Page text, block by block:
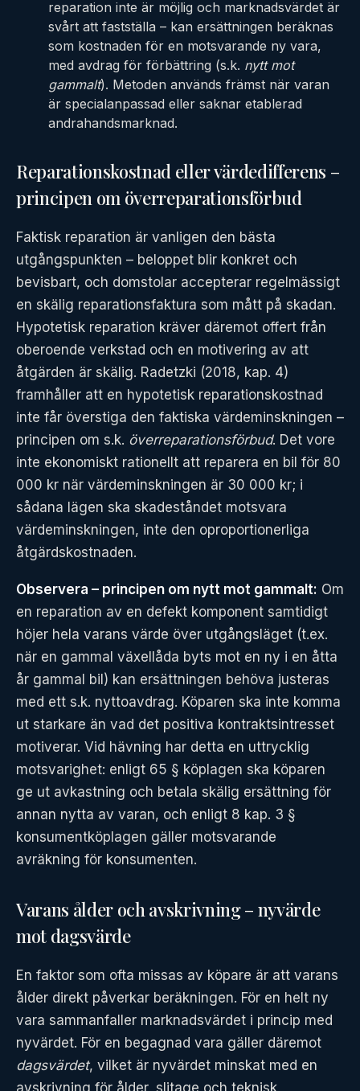
reparation inte är möjlig och marknadsvärdet är
svårt att fastställa – kan ersättningen beräknas
som kostnaden för en motsvarande ny vara,
med avdrag för förbättring (s.k. nytt mot
gammalt). Metoden används främst när varan
är specialanpassad eller saknar etablerad
andrahandsmarknad.
Reparationskostnad eller värdedifferens –
principen om överreparationsförbud
Faktisk reparation är vanligen den bästa
utgångspunkten – beloppet blir konkret och
bevisbart, och domstolar accepterar regelmässigt
en skälig reparationsfaktura som mått på skadan.
Hypotetisk reparation kräver däremot offert från
oberoende verkstad och en motivering av att
åtgärden är skälig. Radetzki (2018, kap. 4)
framhåller att en hypotetisk reparationskostnad
inte får överstiga den faktiska värdeminskningen –
principen om s.k. överreparationsförbud. Det vore
inte ekonomiskt rationellt att reparera en bil för 80
000 kr när värdeminskningen är 30 000 kr; i
sådana lägen ska skadeståndet motsvara
värdeminskningen, inte den oproportionerliga
åtgärdskostnaden.
Observera – principen om nytt mot gammalt: Om
en reparation av en defekt komponent samtidigt
höjer hela varans värde över utgångsläget (t.ex.
när en gammal växellåda byts mot en ny i en åtta
år gammal bil) kan ersättningen behöva justeras
med ett s.k. nyttoavdrag. Köparen ska inte komma
ut starkare än vad det positiva kontraktsintresset
motiverar. Vid hävning har detta en uttrycklig
motsvarighet: enligt 65 § köplagen ska köparen
ge ut avkastning och betala skälig ersättning för
annan nytta av varan, och enligt 8 kap. 3 §
konsumentköplagen gäller motsvarande
avräkning för konsumenten.
Varans ålder och avskrivning – nyvärde
mot dagsvärde
En faktor som ofta missas av köpare är att varans
ålder direkt påverkar beräkningen. För en helt ny
vara sammanfaller marknadsvärdet i princip med
nyvärdet. För en begagnad vara gäller däremot
dagsvärdet, vilket är nyvärdet minskat med en
avskrivning för ålder, slitage och teknisk